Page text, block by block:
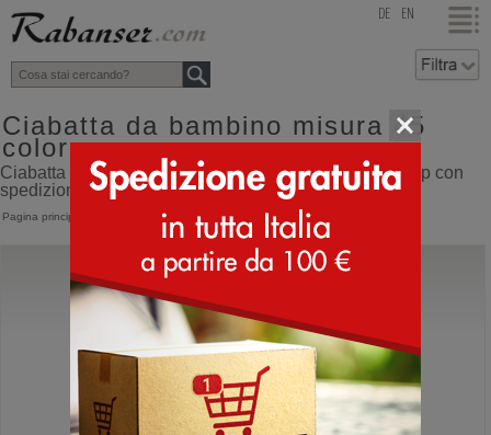
top DE EN
Ciabatta da bambino misura 45
colore nero
Ciabatta da bambino misura 45 colore nero online shop con
spedizione direttamente dall'Italia
Pagina principale Ciabatte
Birkenstock
Sandali ortopedici